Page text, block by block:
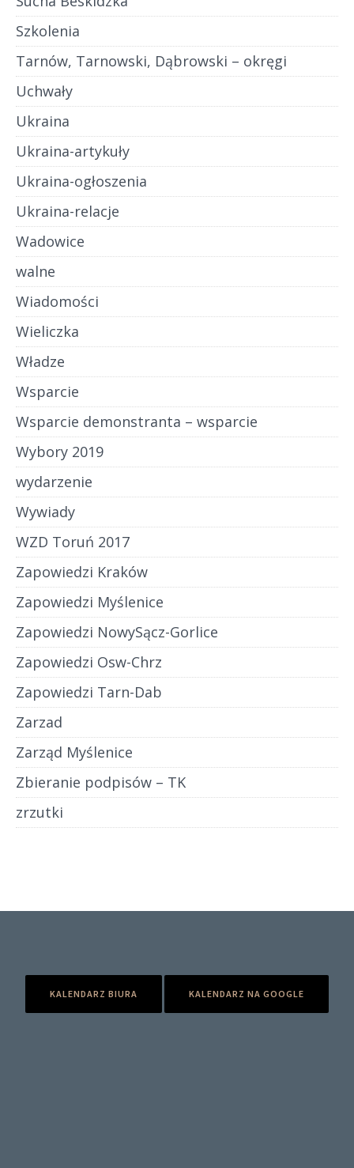
Szkolenia
Tarnów, Tarnowski, Dąbrowski – okręgi
Uchwały
Ukraina
Ukraina-artykuły
Ukraina-ogłoszenia
Ukraina-relacje
Wadowice
walne
Wiadomości
Wieliczka
Władze
Wsparcie
Wsparcie demonstranta – wsparcie
Wybory 2019
wydarzenie
Wywiady
WZD Toruń 2017
Zapowiedzi Kraków
Zapowiedzi Myślenice
Zapowiedzi NowySącz-Gorlice
Zapowiedzi Osw-Chrz
Zapowiedzi Tarn-Dab
Zarzad
Zarząd Myślenice
Zbieranie podpisów – TK
zrzutki
KALENDARZ BIURA KALENDARZ NA GOOGLE